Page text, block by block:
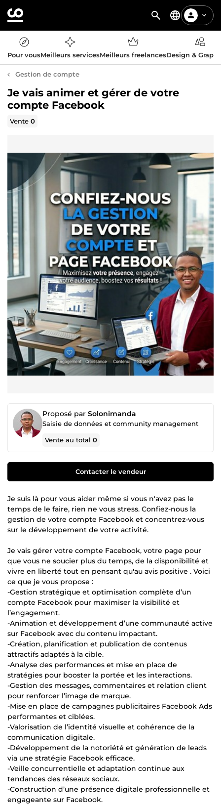
Pour vousMeilleurs servicesMeilleurs freelancesDesign &
Gestion de compte
Je vais animer et gérer de votre
compte Facebook
Vente0
Proposé par Solonimanda
Saisie de données et community management
Vente au total0
Contacter le vendeur
Je suis là pour vous aider même si vous n'avez pas le
temps de le faire, rien ne vous stress. Confiez-nous la
gestion de votre compte Facebook et concentrez-vous
sur le développement de votre activité.
Je vais gérer votre compte Facebook, votre page pour
que vous ne soucier plus du temps, de la disponibilité et
vivre en liberté tout en pensant qu'au avis positive . Voici
ce que je vous propose :
-Gestion stratégique et optimisation complète d’un
compte Facebook pour maximiser la visibilité et
l’engagement.
-Animation et développement d’une communauté active
sur Facebook avec du contenu impactant.
-Création, planification et publication de contenus
attractifs adaptés à la cible.
-Analyse des performances et mise en place de
stratégies pour booster la portée et les interactions.
-Gestion des messages, commentaires et relation client
pour renforcer l’image de marque.
-Mise en place de campagnes publicitaires Facebook Ads
performantes et ciblées.
-Valorisation de l’identité visuelle et cohérence de la
communication digitale.
-Développement de la notoriété et génération de leads
via une stratégie Facebook efficace.
-Veille concurrentielle et adaptation continue aux
tendances des réseaux sociaux.
-Construction d’une présence digitale professionnelle et
engageante sur Facebook.